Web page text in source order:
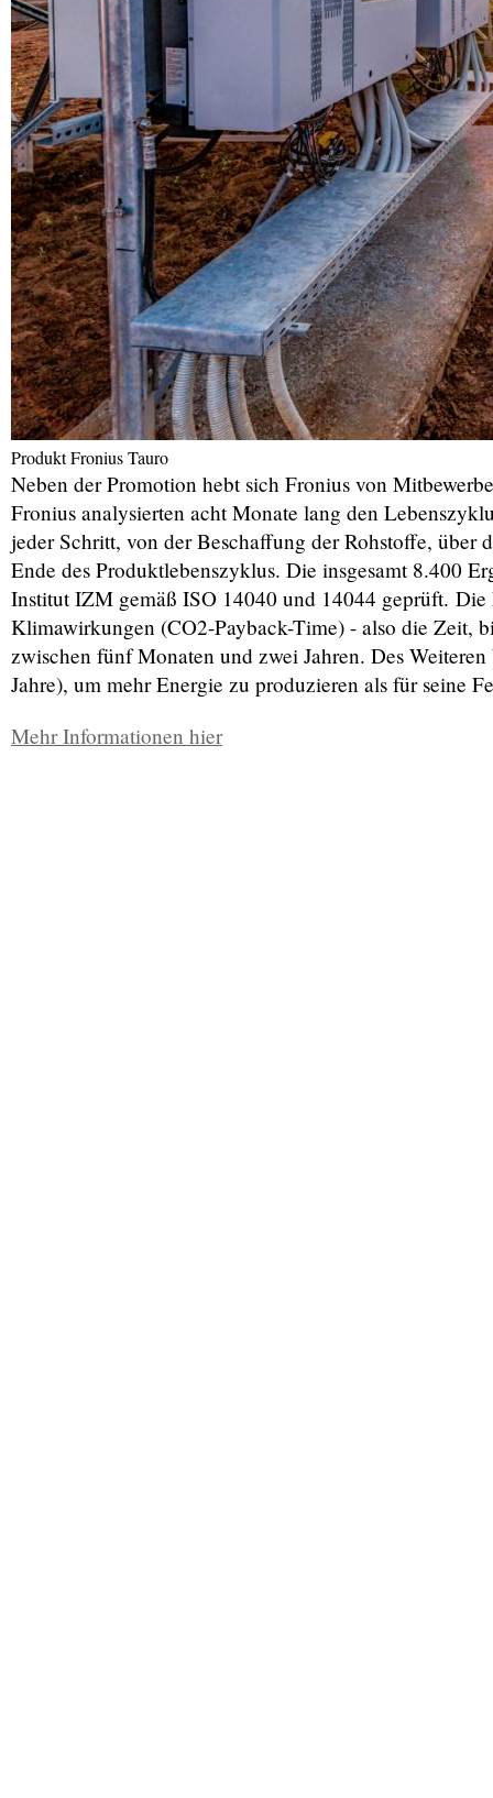
Produkt Fronius Tauro
Neben der Promotion hebt sich Fronius von
Fronius analysierten acht Monate lang den
jeder Schritt, von der Beschaffung der Rohstoffe,
Ende des Produktlebenszyklus. Die insgesamt 8.400
Institut IZM gemäß ISO 14040 und 14044 geprüft. Die
Klimawirkungen (CO2-Payback-Time) - also die Zeit,
zwischen fünf Monaten und zwei Jahren. Des
Jahre), um mehr Energie zu produzieren als für seine
Mehr Informationen hier